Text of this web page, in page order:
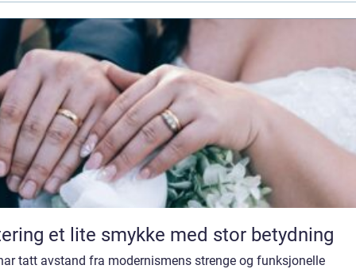
Giftering et lite smykke med stor betydning
tatt avstand fra modernismens strenge og funksjonelle